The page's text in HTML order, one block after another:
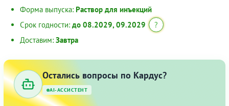
Форма выпуска: Раствор для инъекций
Срок годности: до 08.2029, 09.2029
?
Доставим: Завтра
Остались вопросы по Кардус?
AI-АССИСТЕНТ